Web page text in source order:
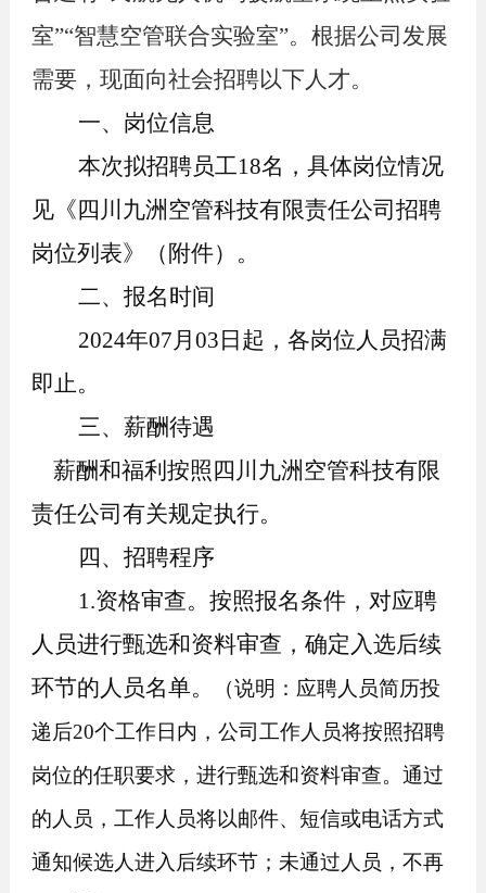
室”“智慧空管联合实验室”。根据公司发展
需要，现面向社会招聘以下人才。
一、岗位信息
本次拟招聘员工18名，具体岗位情况
见《四川九洲空管科技有限责任公司招聘
岗位列表》（附件）。
二、报名时间
2024年07月03日起，各岗位人员招满
即止。
三、薪酬待遇
薪酬和福利按照四川九洲空管科技有限
责任公司有关规定执行。
四、 招聘程序
1.资格审查。按照报名条件，对应聘
人员进行甄选和资料审查，确定入选后续
环节的人员名单。 （说明： 应聘人员简历投
递后20个工作日内，公司工作人员将按照招聘
岗位的任职要求，进行甄选和资料审查。 通过
的人员 ，工作人员将以邮件、短信或电话方式
通知候选人进入后续环节；未通过人员，不再